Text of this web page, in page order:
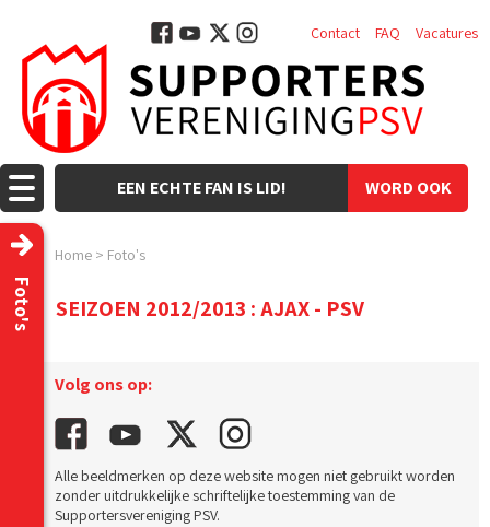
WORD OOK
EEN ECHTE FAN IS LID!
Contact FAQ Vacatures
Home > Foto's
Foto's SEIZOEN 2012/2013 : AJAX - PSV
Volg ons op:
Alle beeldmerken op deze website mogen niet gebruikt worden
zonder uitdrukkelijke schriftelijke toestemming van de
Supportersvereniging PSV.